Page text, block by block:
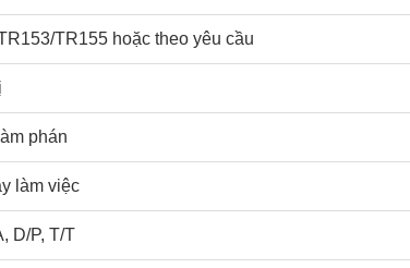
TR155 hoặc theo yêu cầu
phán
làm việc
D/P, T/T